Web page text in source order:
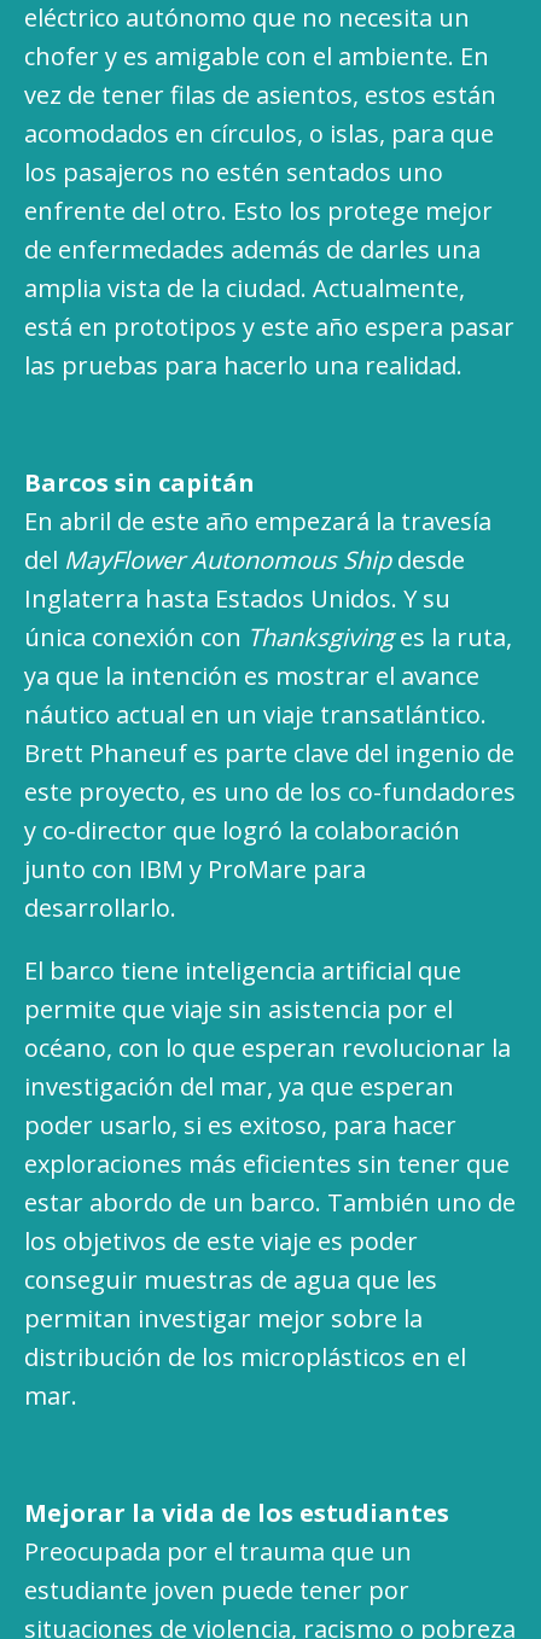
eléctrico autónomo que no necesita un
chofer y es amigable con el ambiente. En
vez de tener filas de asientos, estos están
acomodados en círculos, o islas, para que
los pasajeros no estén sentados uno
enfrente del otro. Esto los protege mejor
de enfermedades además de darles una
amplia vista de la ciudad. Actualmente,
está en prototipos y este año espera pasar
las pruebas para hacerlo una realidad.
Barcos sin capitán
En abril de este año empezará la travesía
del MayFlower Autonomous Shipdesde
Inglaterra hasta Estados Unidos. Y su
única conexión con Thanksgivinges la ruta,
ya que la intención es mostrar el avance
náutico actual en un viaje transatlántico.
Brett Phaneuf es parte clave del ingenio de
este proyecto, es uno de los co-fundadores
y co-director que logró la colaboración
junto con IBM y ProMare para
desarrollarlo.
El barco tiene inteligencia artificial que
permite que viaje sin asistencia por el
océano, con lo que esperan revolucionar la
investigación del mar, ya que esperan
poder usarlo, si es exitoso, para hacer
exploraciones más eficientes sin tener que
estar abordo de un barco. También uno de
los objetivos de este viaje es poder
conseguir muestras de agua que les
permitan investigar mejor sobre la
distribución de los microplásticos en el
mar.
Mejorar la vida de los estudiantes
Preocupada por el trauma que un
estudiante joven puede tener por
situaciones de violencia, racismo o pobreza